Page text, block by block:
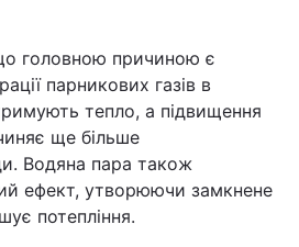
головною причиною є
парникових газів в
тепло, а підвищення
ще більше
Водяна пара також
ефект, утворюючи замкнене
потепління.